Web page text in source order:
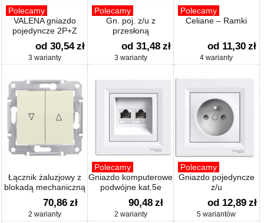
Polecamy
VALENA gniazdo
pojedyncze 2P+Z
od 30,54 zł
3 warianty
Polecamy
Gn. poj. z/u z
przesłoną
od 31,48 zł
3 warianty
Polecamy
Celiane – Ramki
od 11,30 zł
4 warianty
Łącznik żaluzjowy z
blokadą mechaniczną
70,86 zł
2 warianty
Polecamy
Gniazdo komputerowe
podwójne kat.5e
90,48 zł
2 warianty
Polecamy
Gniazdo pojedyncze
z/u
od 12,89 zł
5 wariantów